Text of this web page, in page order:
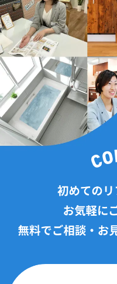
2024年11月(4
2024年10月(14
2024年9月(9
2024年8月(7記
2024年7月(6記
2024年6月(11記
2024年5月(13
2024年4月(17
2024年3月(12